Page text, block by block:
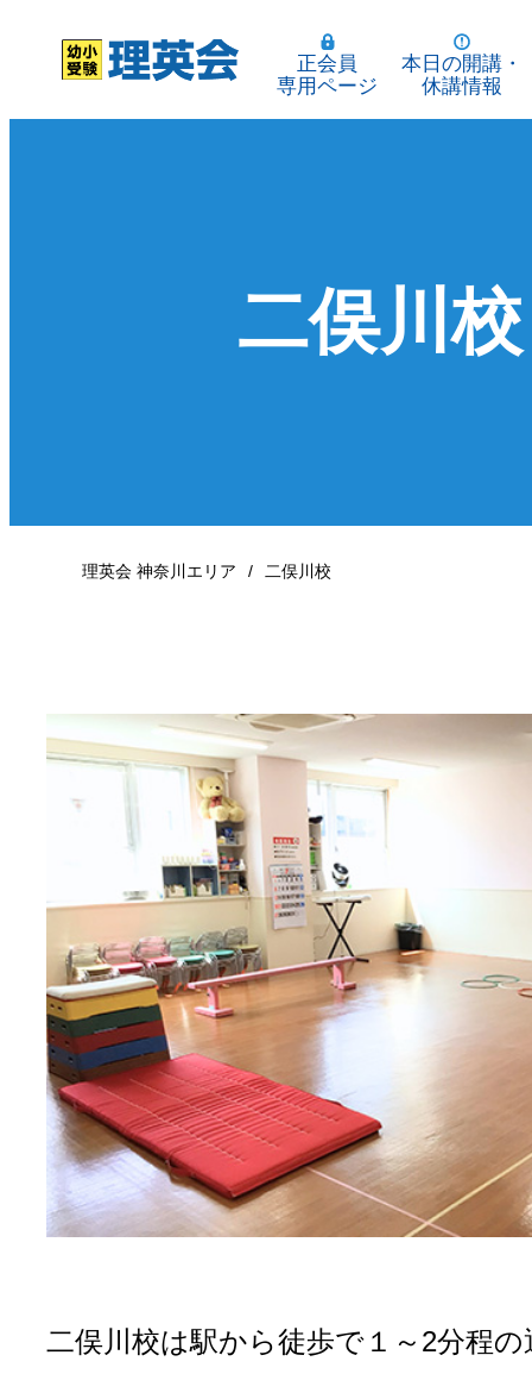
正会員
専用ページ
本日の開講・
休講情報
二俣川校
理英会 神奈川エリア 二俣川校
二俣川校は駅から徒歩で１～2分程